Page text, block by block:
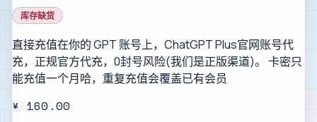
库存缺货
直接充值在你的 GPT 账号上，ChatGPT Plus官网账号代
充，正规官方代充，0封号风险(我们是正版渠道)。 卡密只
能充值一个月哈，重复充值会覆盖已有会员
¥ 160.00